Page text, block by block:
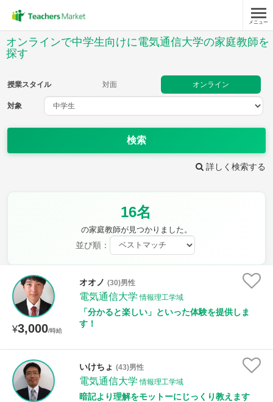
メニュー
オンラインで中学生向けに電気通信大学の家庭教師を
探す
授業スタイル 対面 オンライン
対象
検索
詳しく検索する
16名
の家庭教師が見つかりました。
並び順：
¥3,000/時給
オオノ (30)男性
電気通信大学 情報理工学域
「分かると楽しい」といった体験を提供しま
す！
いけちょ (43)男性
電気通信大学 情報理工学域
暗記より理解をモットーにじっくり教えます
対象
地理
時給：¥1,000 ～ ¥10,000
授業可能日
月曜日
土曜日
所属大学